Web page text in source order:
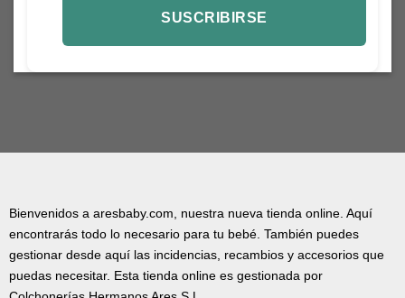
Bienvenidos a aresbaby.com, nuestra nueva tienda online. Aquí
encontrarás todo lo necesario para tu bebé. También puedes
gestionar desde aquí las incidencias, recambios y accesorios que
puedas necesitar. Esta tienda online es gestionada por